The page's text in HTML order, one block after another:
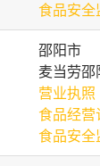
食品安全
邵阳市
麦当劳邵
营业执照
食品经营
食品安全